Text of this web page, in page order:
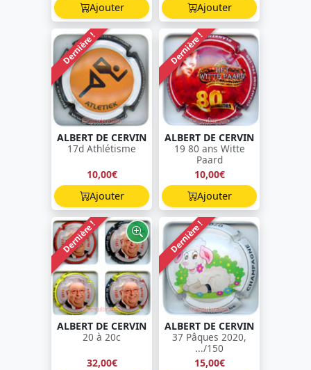
Ajouter
Ajouter
Dernière !
ALBERT DE CERVIN
17d Athlétisme
10,00€
Ajouter
Dernière !
ALBERT DE CERVIN
19 80 ans Witte
Paard
10,00€
Ajouter
Dernière !
ALBERT DE CERVIN
20 à 20c
32,00€
Dernière !
ALBERT DE CERVIN
37 Pâques 2020,
.../150
15,00€